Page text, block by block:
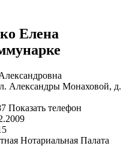
Елена
Александры Монаховой, д.
Показать телефон
Нотариальная Палата